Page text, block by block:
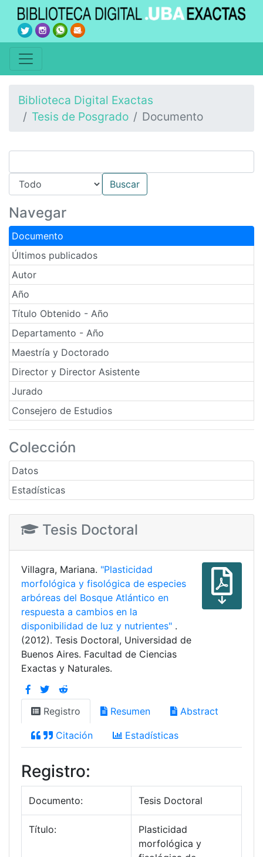
Biblioteca Digital Exactas
Tesis de Posgrado
Documento
Navegar
Documento
Últimos publicados
Autor
Año
Título Obtenido - Año
Departamento - Año
Maestría y Doctorado
Director y Director Asistente
Jurado
Consejero de Estudios
Colección
Datos
Estadísticas
Tesis Doctoral
Villagra, Mariana. "Plasticidad
morfológica y fisológica de especies
arbóreas del Bosque Atlántico en
respuesta a cambios en la
disponibilidad de luz y nutrientes" .
(2012). Tesis Doctoral, Universidad de
Buenos Aires. Facultad de Ciencias
Exactas y Naturales.
Registro Resumen Abstract
Citación Estadísticas
Registro:
Documento: Tesis Doctoral
Título:
Plasticidad
morfológica y